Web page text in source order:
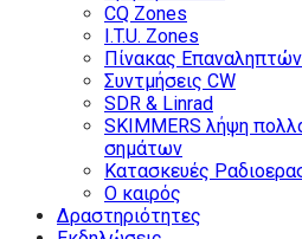
CQ Zones
I.T.U. Zones
Πίνακας
Συντμήσεις CW
SDR & Linrad
SKIMMERS λήψη
σημάτων
Κατασκευές
Ο καιρός
Δραστηριότητες